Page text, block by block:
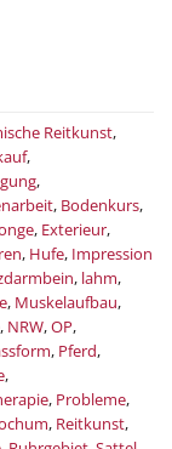
Reitkunst,
,
,
, Bodenkurs,
, Exterieur,
, Hufe, Impression
, lahm,
, Muskelaufbau,
, NRW,OP,
, Pferd,
,
, Probleme,
, Reitkunst,